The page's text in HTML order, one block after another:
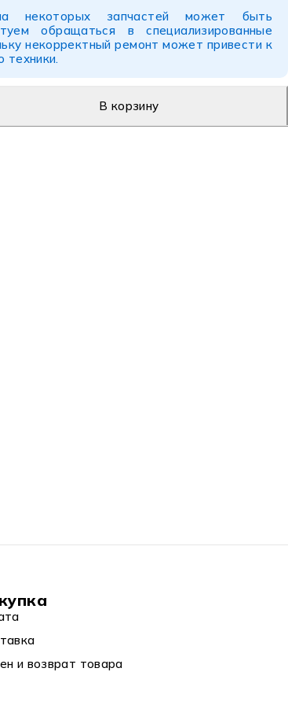
некоторых запчастей может быть
обращаться в специализированные
некорректный ремонт может привести к
техники.
В корзину
и возврат товара